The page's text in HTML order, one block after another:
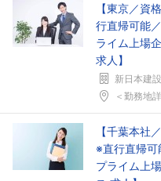
【東京／資
行直帰可能
ライム上場
求人】
新日本建
＜勤務地詳
【千葉本社
※直行直帰可
プライム上